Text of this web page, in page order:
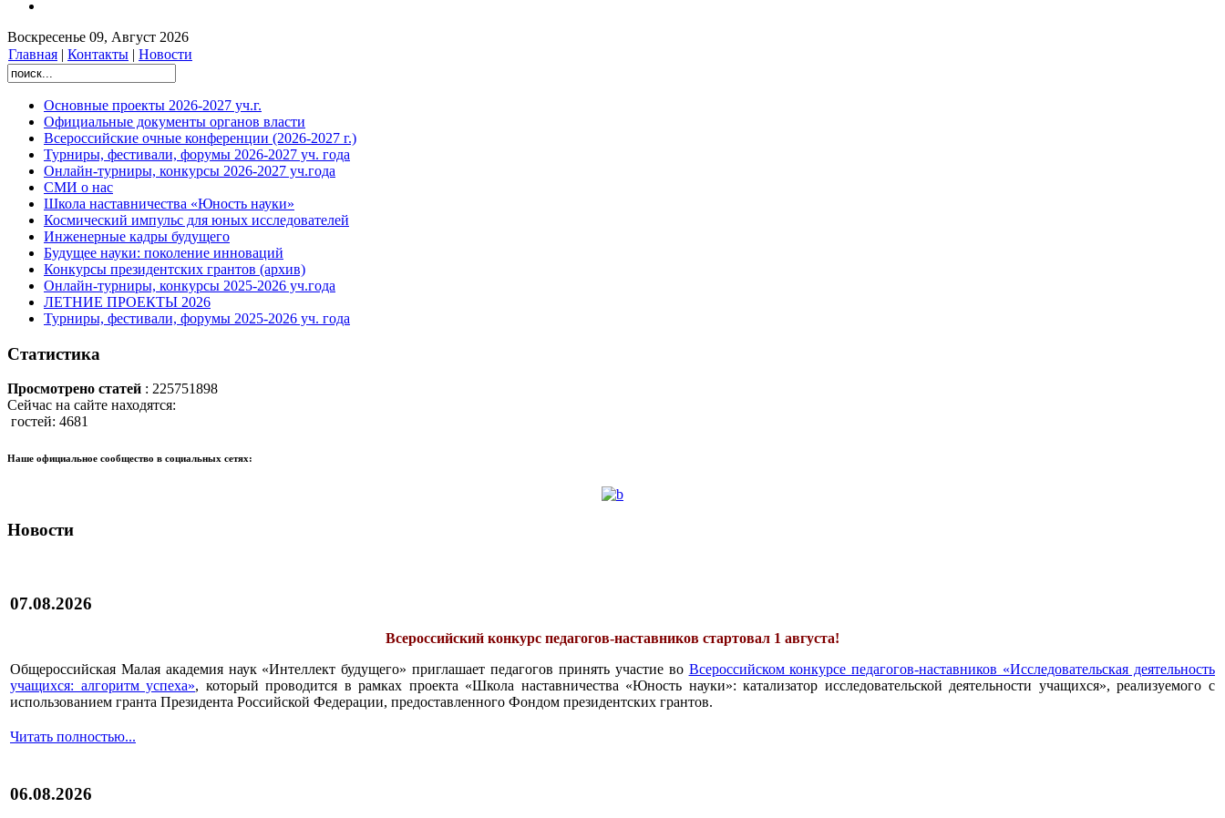
Воскресенье 09, Август 2026
Главная | Контакты | Новости
Основные проекты 2026-2027 уч.г.
Официальные документы органов власти
Всероссийские очные конференции (2026-2027 г.)
Турниры, фестивали, форумы 2026-2027 уч. года
Онлайн-турниры, конкурсы 2026-2027 уч.года
СМИ о нас
Школа наставничества «Юность науки»
Космический импульс для юных исследователей
Инженерные кадры будущего
Будущее науки: поколение инноваций
Конкурсы президентских грантов (архив)
Онлайн-турниры, конкурсы 2025-2026 уч.года
ЛЕТНИЕ ПРОЕКТЫ 2026
Турниры, фестивали, форумы 2025-2026 уч. года
Статистика
Просмотрено статей : 225751898
Сейчас на сайте находятся:
гостей: 4681
Наше официальное сообщество в социальных сетях:
Новости
07.08.2026
Всероссийский конкурс педагогов-наставников стартовал 1 августа!
Общероссийская Малая академия наук «Интеллект будущего» приглашает педагогов принять участие во Всероссийском конкурсе педагогов-наставников «Исследовательская деятельность
учащихся: алгоритм успеха», который проводится в рамках проекта «Школа наставничества «Юность науки»: катализатор исследовательской деятельности учащихся», реализуемого с
использованием гранта Президента Российской Федерации, предоставленного Фондом президентских грантов.
Читать полностью...
06.08.2026